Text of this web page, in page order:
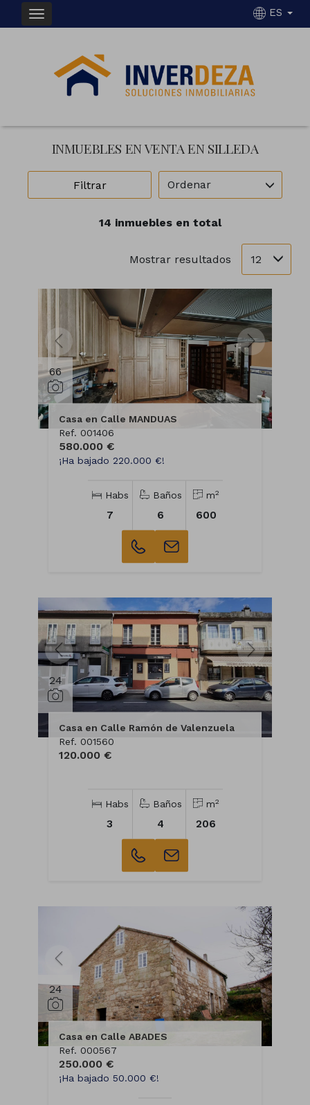
ES
INMUEBLES EN VENTA EN SILLEDA
Filtrar Ordenar
14 inmuebles en total
Mostrar resultados 12
66
Casa en Calle MANDUAS
Ref. 001406
580.000 €
¡Ha bajado 220.000 €!
Habs
7
Baños
6
m2
600
24
Casa en Calle Ramón de Valenzuela
Ref. 001560
120.000 €
Habs
3
Baños
4
m2
206
24
Casa en Calle ABADES
Ref. 000567
250.000 €
¡Ha bajado 50.000 €!